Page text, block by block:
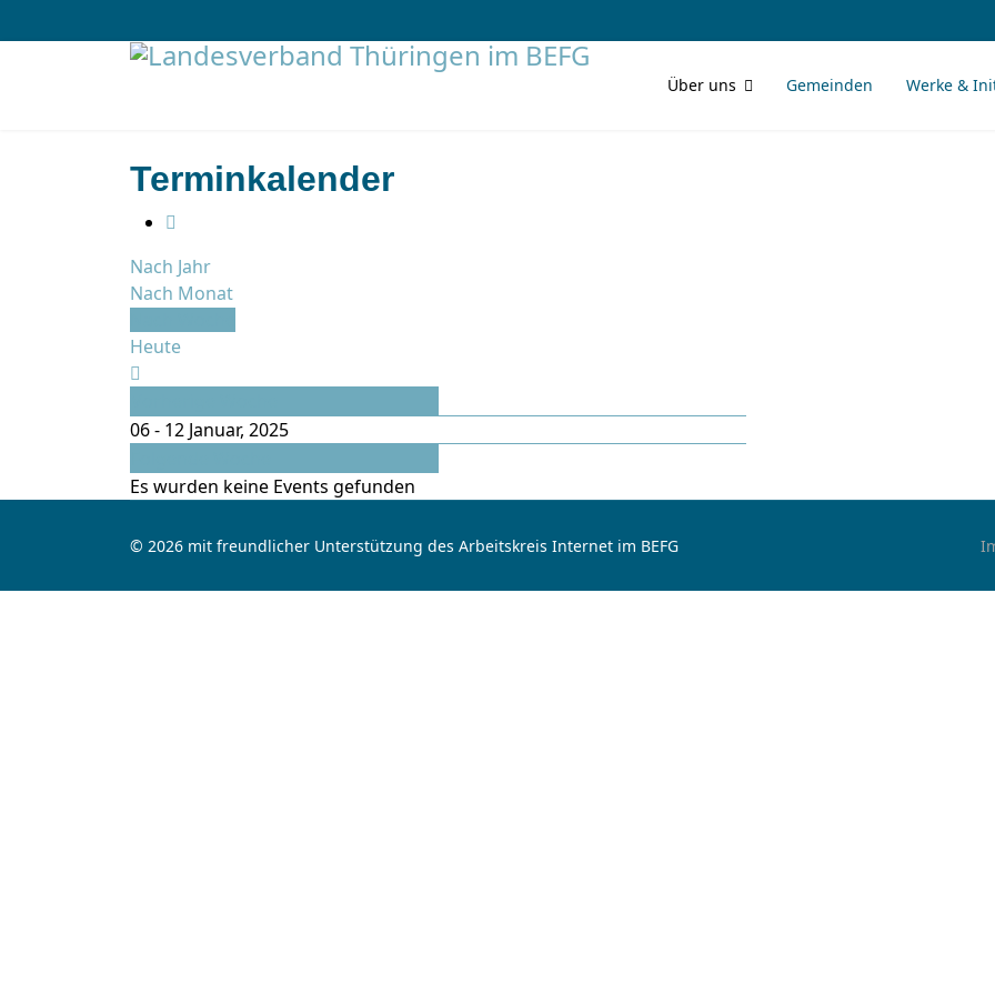
Über uns Gemeinden Werke &
Terminkalender
Nach Jahr
Nach Monat
Heute
06 - 12 Januar, 2025
Es wurden keine Events gefunden
© 2026 mit freundlicher Unterstützung des Arbeitskreis Internet im BEFG